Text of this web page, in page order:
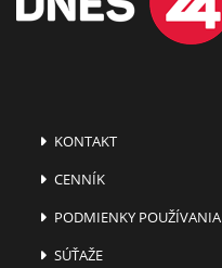
KONTAKT
CENNÍK
PODMIENKY POUŽÍVANIA
SÚŤAŽE